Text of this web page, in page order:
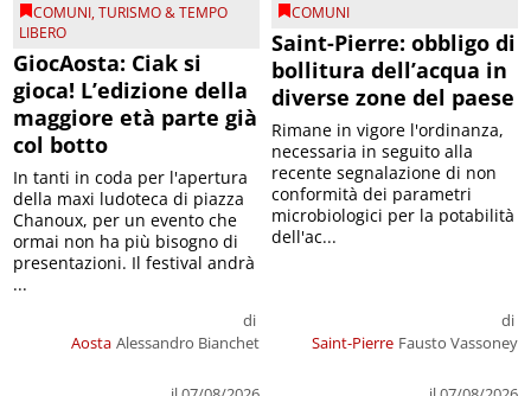
COMUNI,TURISMO & TEMPO
LIBERO
GiocAosta: Ciak si
gioca! L’edizione della
maggiore età parte già
col botto
Aosta
di
Alessandro Bianchet
In tanti in coda per l'apertura
della maxi ludoteca di piazza
Chanoux, per un evento che
ormai non ha più bisogno di
presentazioni. Il festival andrà
...
COMUNI
Saint-Pierre: obbligo di
bollitura dell’acqua in
diverse zone del paese
Saint-Pierre
di
Fausto Vassoney
Rimane in vigore l'ordinanza,
necessaria in seguito alla
recente segnalazione di non
conformità dei parametri
microbiologici per la potabilità
dell'ac...